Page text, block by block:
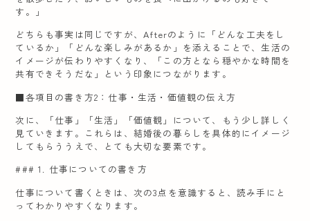
す。」
どちらも事実は同じですが、Afterのように「どんな工夫をし
ているか」「どんな楽しみがあるか」を添えることで、生活の
イメージが伝わりやすくなり、「この方となら穏やかな時間を
共有できそうだな」という印象につながります。
■各項目の書き方2：仕事・生活・価値観の伝え方
次に、「仕事」「生活」「価値観」について、もう少し詳しく
見ていきます。これらは、結婚後の暮らしを具体的にイメージ
してもらううえで、とても大切な要素です。
### 1. 仕事についての書き方
仕事について書くときは、次の3点を意識すると、読み手にと
ってわかりやすくなります。